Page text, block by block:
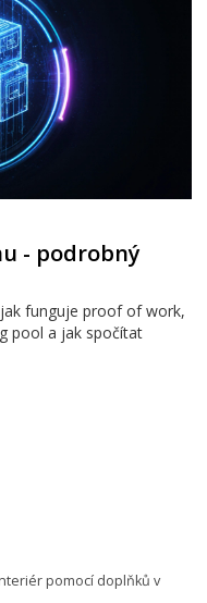
- podrobný
funguje proof of work,
pool a jak spočítat
pomocí doplňků v